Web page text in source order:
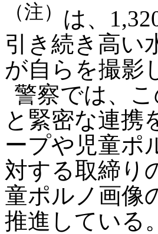
（注） は、
引き続き高い
が自らを撮影
警察では、
と緊密な連携
ープや児童ポ
対する取締り
童ポルノ画像
推進している。